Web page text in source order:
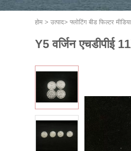
होम > उत्पाद> फ्लोटिंग बीड फिल्टर मीडिया
Y5 वर्जिन एचडीपीई